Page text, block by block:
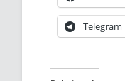
Telegram